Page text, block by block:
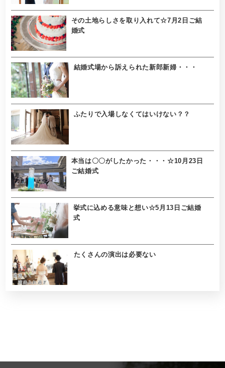
その土地らしさを取り入れて☆7月2日ご結
婚式
結婚式場から訴えられた新郎新婦・・・
ふたりで入場しなくてはいけない？？
本当は〇〇がしたかった・・・☆10月23日
ご結婚式
挙式に込める意味と想い☆5月13日ご結婚
式
たくさんの演出は必要ない